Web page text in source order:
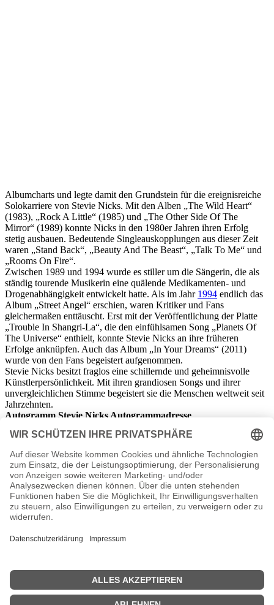
Albumcharts und legte damit den Grundstein für die ereignisreiche
Solokarriere von Stevie Nicks. Mit den Alben „The Wild Heart“
(1983), „Rock A Little“ (1985) und „The Other Side Of The
Mirror“ (1989) konnte Nicks in den 1980er Jahren ihren Erfolg
stetig ausbauen. Bedeutende Singleauskopplungen aus dieser Zeit
waren „Stand Back“, „Beauty And The Beast“, „Talk To Me“ und
„Rooms On Fire“.
Zwischen 1989 und 1994 wurde es stiller um die Sängerin, die als
ständig tourende Musikerin eine quälende Medikamenten- und
Drogenabhängigkeit entwickelt hatte. Als im Jahr 1994 endlich das
Album „Street Angel“ erschien, waren Kritiker und Fans
gleichermaßen enttäuscht. Erst mit der Veröffentlichung der Platte
„Trouble In Shangri-La“, die den einfühlsamen Song „Planets Of
The Universe“ enthielt, konnte Stevie Nicks an ihre früheren
Erfolge anknüpfen. Auch das Album „In Your Dreams“ (2011)
wurde von den Fans begeistert aufgenommen.
Stevie Nicks besitzt fraglos eine schillernde und geheimnisvolle
Künstlerpersönlichkeit. Mit ihren grandiosen Songs und ihrer
unvergleichlichen Stimme begeistert sie die Menschen weltweit seit
Jahrzehnten.
Autogramm Stevie Nicks Autogrammadresse
Stevie Nicks Seiten, Steckbrief etc.
Stevie Nicks MP3 Downloads
Stevie Nicks MP3 bei Amazon-Alle Hits zum downloaden
Stevie Nicks Diskografie
1981 - Bella Donna
1983 - The Wild Heart
1985 - Rock a Little
1991 - Timespace: The Best of Stevie Nicks
2001 - Trouble in Shangri-La
2009 - Soundstage Sessions